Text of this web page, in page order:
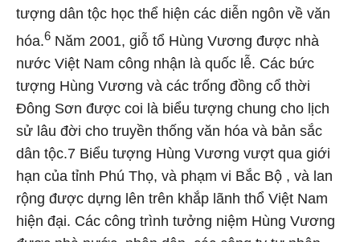
tượng dân tộc học thể hiện các diễn ngôn về văn
hóa.6 Năm 2001, giỗ tổ Hùng Vương được nhà
nước Việt Nam công nhận là quốc lễ. Các bức
tượng Hùng Vương và các trống đồng cổ thời
Đông Sơn được coi là biểu tượng chung cho lịch
sử lâu đời cho truyền thống văn hóa và bản sắc
dân tộc.7 Biểu tượng Hùng Vương vượt qua giới
hạn của tỉnh Phú Thọ, và phạm vi Bắc Bộ , và lan
rộng được dựng lên trên khắp lãnh thổ Việt Nam
hiện đại. Các công trình tưởng niệm Hùng Vương